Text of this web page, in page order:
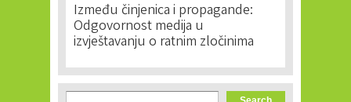
Između činjenica i propagande:
Odgovornost medija u
izvještavanju o ratnim zločinima
Search